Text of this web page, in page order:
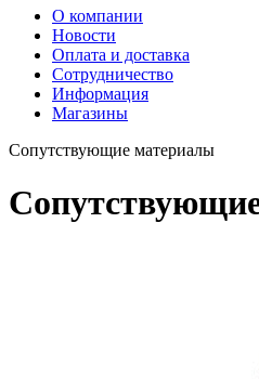
О компании
Новости
Оплата и доставка
Сотрудничество
Информация
Магазины
Сопутствующие материалы